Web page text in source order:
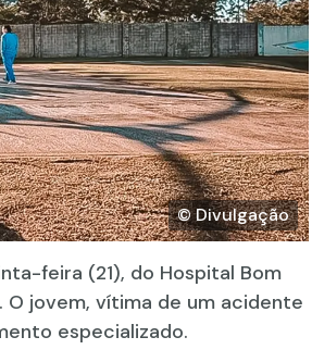
© Divulgação
feira (21), do Hospital Bom
O jovem, vítima de um acidente
especializado.